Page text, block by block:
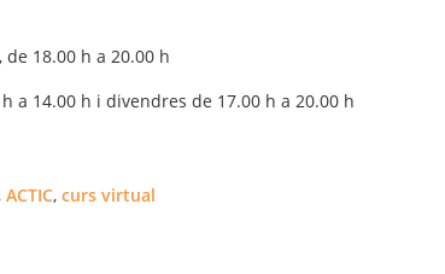
18.00 h a 20.00 h
a 14.00 h i divendres de 17.00 h a 20.00 h
, ACTIC, curs virtual